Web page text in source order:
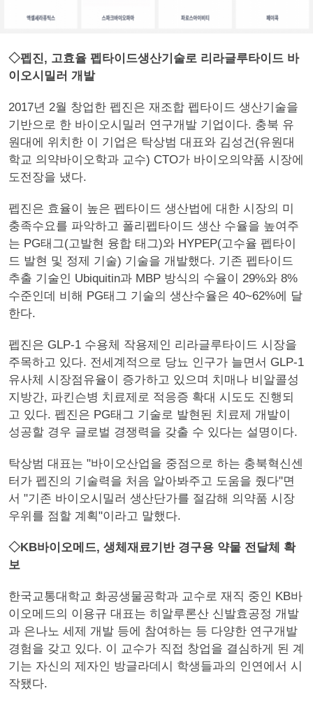
◇펩진, 고효율 펩타이드생산기술로 리라글루타이드 바
이오시밀러 개발
2017년 2월 창업한 펩진은 재조합 펩타이드 생산기술을
기반으로 한 바이오시밀러 연구개발 기업이다. 충북 유
원대에 위치한 이 기업은 탁상범 대표와 김성건(유원대
학교 의약바이오학과 교수) CTO가 바이오의약품 시장에
도전장을 냈다.
펩진은 효율이 높은 펩타이드 생산법에 대한 시장의 미
충족수요를 파악하고 폴리펩타이드 생산 수율을 높여주
는 PG태그(고발현 융합 태그)와 HYPEP(고수율 펩타이
드 발현 및 정제 기술) 기술을 개발했다. 기존 펩타이드
추출 기술인 Ubiquitin과 MBP 방식의 수율이 29%와 8%
수준인데 비해 PG태그 기술의 생산수율은 40~62%에 달
한다.
펩진은 GLP-1 수용체 작용제인 리라글루타이드 시장을
주목하고 있다. 전세계적으로 당뇨 인구가 늘면서 GLP-1
유사체 시장점유율이 증가하고 있으며 치매나 비알콜성
지방간, 파킨슨병 치료제로 적응증 확대 시도도 진행되
고 있다. 펩진은 PG태그 기술로 발현된 치료제 개발이
성공할 경우 글로벌 경쟁력을 갖출 수 있다는 설명이다.
탁상범 대표는 "바이오산업을 중점으로 하는 충북혁신센
터가 펩진의 기술력을 처음 알아봐주고 도움을 줬다"면
서 "기존 바이오시밀러 생산단가를 절감해 의약품 시장
우위를 점할 계획"이라고 말했다.
◇KB바이오메드, 생체재료기반 경구용 약물 전달체 확
보
한국교통대학교 화공생물공학과 교수로 재직 중인 KB바
이오메드의 이용규 대표는 히알루론산 신발효공정 개발
과 은나노 세제 개발 등에 참여하는 등 다양한 연구개발
경험을 갖고 있다. 이 교수가 직접 창업을 결심하게 된 계
기는 자신의 제자인 방글라데시 학생들과의 인연에서 시
작됐다.